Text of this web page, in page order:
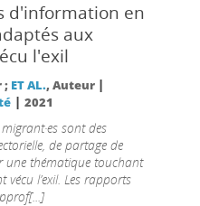
d'information en
aux
l'exil
; ET AL., Auteur |
| 2021
sont des
de partage de
une thématique touchant
l’exil. Les rapports